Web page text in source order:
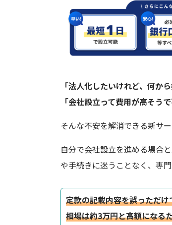
「法人化したいけれど、何か
「会社設立って費用が高そう
そんな不安を解消できる新サ
自分で会社設立を進める場合
や手続きに迷うことなく、専
定款の記載内容を誤っただ
相場は約3万円と高額になる